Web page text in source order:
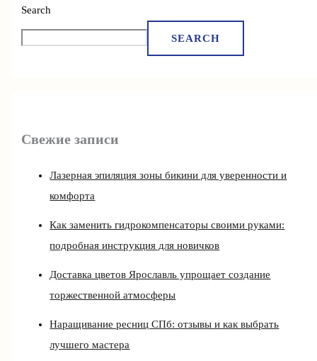
Search
SEARCH
Свежие записи
Лазерная эпиляция зоны бикини для уверенности и
комфорта
Как заменить гидрокомпенсаторы своими руками:
подробная инструкция для новичков
Доставка цветов Ярославль упрощает создание
торжественной атмосферы
Наращивание ресниц СПб: отзывы и как выбрать
лучшего мастера